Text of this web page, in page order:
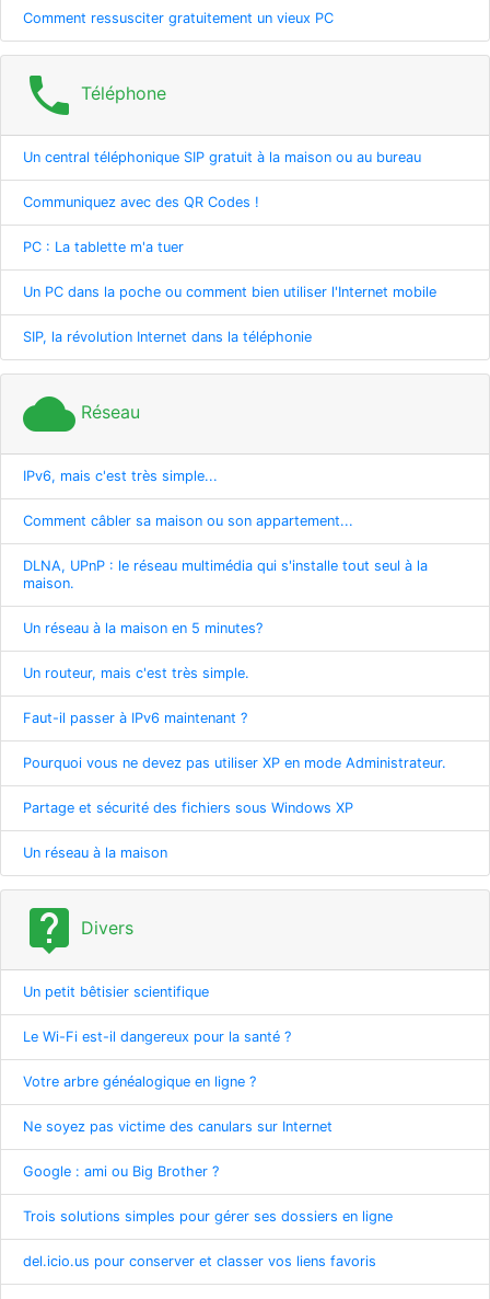
Comment ressusciter gratuitement un vieux PC
phone Téléphone
Un central téléphonique SIP gratuit à la maison ou au bureau
Communiquez avec des QR Codes !
PC : La tablette m'a tuer
Un PC dans la poche ou comment bien utiliser l'Internet mobile
SIP, la révolution Internet dans la téléphonie
cloud Réseau
IPv6, mais c'est très simple...
Comment câbler sa maison ou son appartement...
DLNA, UPnP : le réseau multimédia qui s'installe tout seul à la
maison.
Un réseau à la maison en 5 minutes?
Un routeur, mais c'est très simple.
Faut-il passer à IPv6 maintenant ?
Pourquoi vous ne devez pas utiliser XP en mode Administrateur.
Partage et sécurité des fichiers sous Windows XP
Un réseau à la maison
live_help Divers
Un petit bêtisier scientifique
Le Wi-Fi est-il dangereux pour la santé ?
Votre arbre généalogique en ligne ?
Ne soyez pas victime des canulars sur Internet
Google : ami ou Big Brother ?
Trois solutions simples pour gérer ses dossiers en ligne
del.icio.us pour conserver et classer vos liens favoris